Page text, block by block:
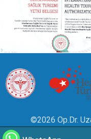
©2026 Op.Dr.